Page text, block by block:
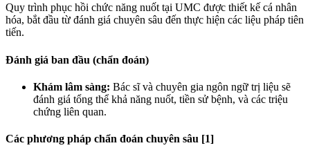
Quy trình phục hồi chức năng nuốt tại UMC được thiết kế cá nhân
hóa, bắt đầu từ đánh giá chuyên sâu đến thực hiện các liệu pháp tiên
tiến.
Đánh giá ban đầu (chẩn đoán)
Khám lâm sàng: Bác sĩ và chuyên gia ngôn ngữ trị liệu sẽ
đánh giá tổng thể khả năng nuốt, tiền sử bệnh, và các triệu
chứng liên quan.
Các phương pháp chẩn đoán chuyên sâu [1]